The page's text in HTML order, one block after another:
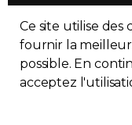
Plan du site
Made with
Ce site utilise des
fournir la
possible. En
acceptez